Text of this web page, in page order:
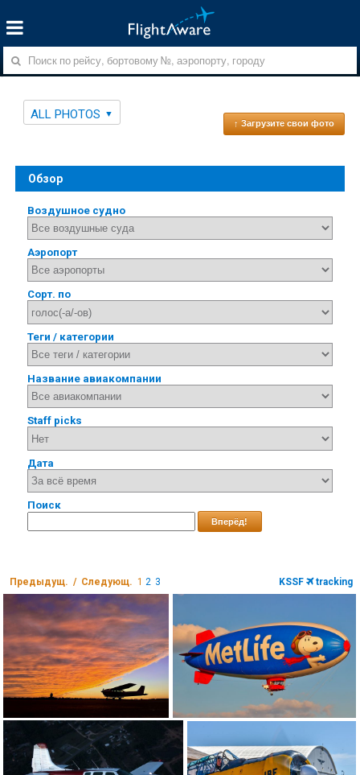
ALL PHOTOS
↑ Загрузите свои фото
Обзор
Воздушное судно
Аэропорт
Сорт. по
Теги / категории
Название авиакомпании
Staff picks
Дата
Поиск
Вперёд!
Предыдущ. / Следующ. 1 2 3 KSSF tracking